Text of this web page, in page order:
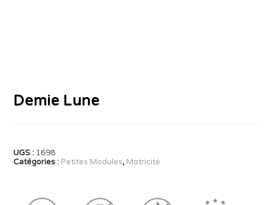
Demie Lune
UGS : 1698
Catégories : Petites Modules, Motricité